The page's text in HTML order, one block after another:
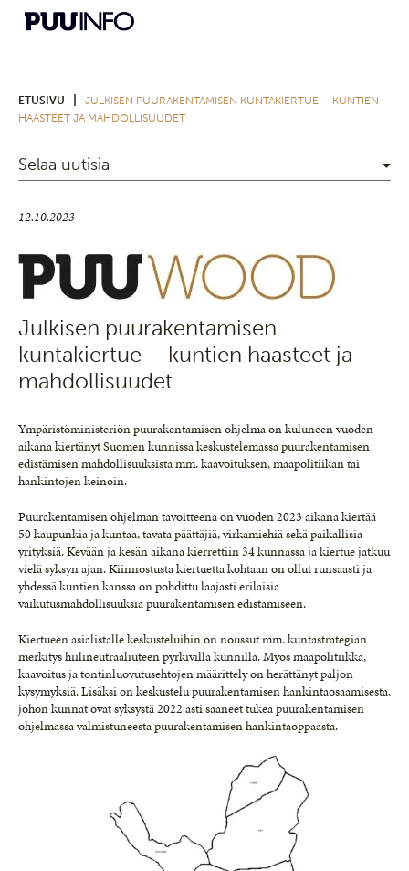
ETUSIVU
JULKISEN PUURAKENTAMISEN KUNTAKIERTUE – KUNTIEN
HAASTEET JA MAHDOLLISUUDET
Selaa uutisia
12.10.2023
Julkisen puurakentamisen
kuntakiertue – kuntien haasteet ja
mahdollisuudet
Ympäristöministeriön puurakentamisen ohjelma on kuluneen vuoden
aikana kiertänyt Suomen kunnissa keskustelemassa puurakentamisen
edistämisen mahdollisuuksista mm. kaavoituksen, maapolitiikan tai
hankintojen keinoin.
Puurakentamisen ohjelman tavoitteena on vuoden 2023 aikana kiertää
50 kaupunkia ja kuntaa, tavata päättäjiä, virkamiehiä sekä paikallisia
yrityksiä. Kevään ja kesän aikana kierrettiin 34 kunnassa ja kiertue jatkuu
vielä syksyn ajan. Kiinnostusta kiertuetta kohtaan on ollut runsaasti ja
yhdessä kuntien kanssa on pohdittu laajasti erilaisia
vaikutusmahdollisuuksia puurakentamisen edistämiseen.
Kiertueen asialistalle keskusteluihin on noussut mm. kuntastrategian
merkitys hiilineutraaliuteen pyrkivillä kunnilla. Myös maapolitiikka,
kaavoitus ja tontinluovutusehtojen määrittely on herättänyt paljon
kysymyksiä. Lisäksi on keskustelu puurakentamisen hankintaosaamisesta,
johon kunnat ovat syksystä 2022 asti saaneet tukea puurakentamisen
ohjelmassa valmistuneesta puurakentamisen hankintaoppaasta.